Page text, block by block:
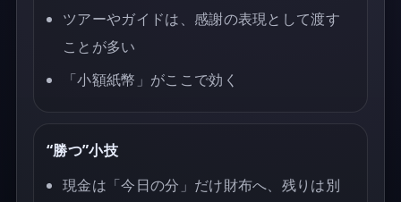
ツアーやガイドは、感謝の表現として渡す
ことが多い
「小額紙幣」がここで効く
“勝つ”小技
現金は「今日の分」だけ財布へ、残りは別